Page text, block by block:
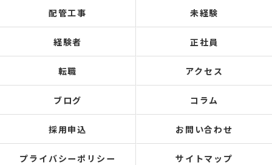
配管工事 未経験
経験者 正社員
転職 アクセス
ブログ コラム
採用申込 お問い合わせ
プライバシーポリシー サイトマップ